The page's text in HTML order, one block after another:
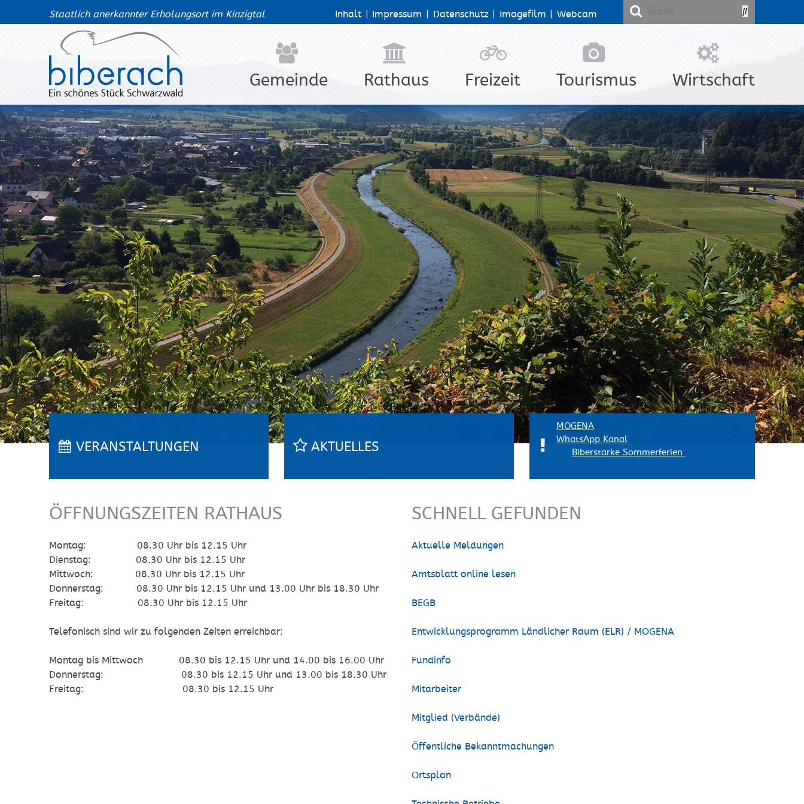
Staatlich anerkannter Erholungsort im Kinzigtal Inhalt Impressum Datenschutz Imagefilm Webcam
Gemeinde Rathaus Freizeit Tourismus Wirtschaft
VERANSTALTUNGEN AKTUELLES
MOGENA
WhatsApp Kanal
Biberstarke Sommerferien
ÖFFNUNGSZEITEN RATHAUS
Montag: 08.30 Uhr bis 12.15 Uhr
Dienstag: 08.30 Uhr bis 12.15 Uhr
Mittwoch: 08.30 Uhr bis 12.15 Uhr
Donnerstag: 08.30 Uhr bis 12.15 Uhr und 13.00 Uhr bis 18.30 Uhr
Freitag: 08.30 Uhr bis 12.15 Uhr
Telefonisch sind wir zu folgenden Zeiten erreichbar:
Montag bis Mittwoch 08.30 bis 12.15 Uhr und 14.00 bis 16.00 Uhr
Donnerstag: 08.30 bis 12.15 Uhr und 13.00 bis 18.30 Uhr
Freitag: 08.30 bis 12.15 Uhr
SCHNELL GEFUNDEN
Aktuelle Meldungen
Amtsblatt online lesen
BEGB
Entwicklungsprogramm Ländlicher Raum (ELR) / MOGENA
Fundinfo
Mitarbeiter
Mitglied (Verbände)
Öffentliche Bekanntmachungen
Ortsplan